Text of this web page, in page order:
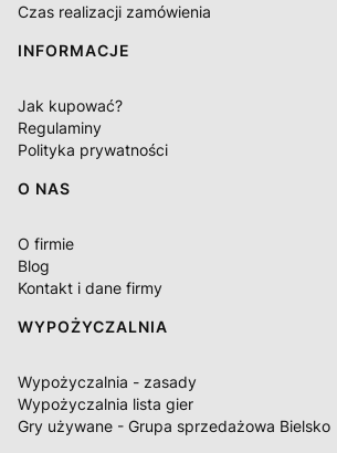
Czas realizacji zamówienia
INFORMACJE
Jak kupować?
Regulaminy
Polityka prywatności
O NAS
O firmie
Blog
Kontakt i dane firmy
WYPOŻYCZALNIA
Wypożyczalnia - zasady
Wypożyczalnia lista gier
Gry używane - Grupa sprzedażowa Bielsko